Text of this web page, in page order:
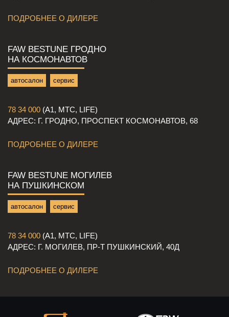
ПОДРОБНЕЕ О ДИЛЕРЕ
FAW BESTUNE ГРОДНО
НА КОСМОНАВТОВ
автосалон сервис
78 34 000 (А1, МТС, LIFE)
АДРЕС: Г. ГРОДНО, ПРОСПЕКТ КОСМОНАВТОВ, 68
ПОДРОБНЕЕ О ДИЛЕРЕ
FAW BESTUNE МОГИЛЕВ
НА ПУШКИНСКОМ
автосалон сервис
78 34 000 (A1, МТС, LIFE)
АДРЕС: Г. МОГИЛЕВ, ПР-Т ПУШКИНСКИЙ, 40Д
ПОДРОБНЕЕ О ДИЛЕРЕ